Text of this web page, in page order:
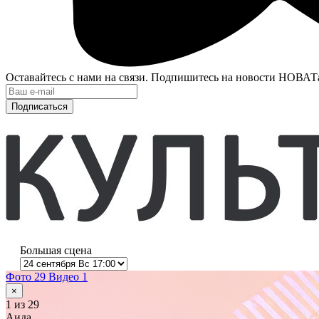
Оставайтесь с нами на связи. Подпишитесь на новости
Подписаться
Большая сцена
Фото 29 Видео 1
×
1 из 29